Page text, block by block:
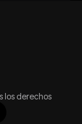
los derechos